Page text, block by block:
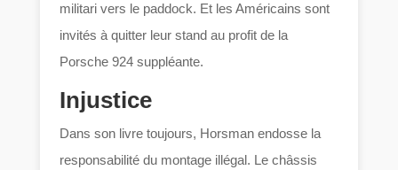
militari vers le paddock. Et les Américains sont
invités à quitter leur stand au profit de la
Porsche 924 suppléante.
Injustice
Dans son livre toujours, Horsman endosse la
responsabilité du montage illégal. Le châssis